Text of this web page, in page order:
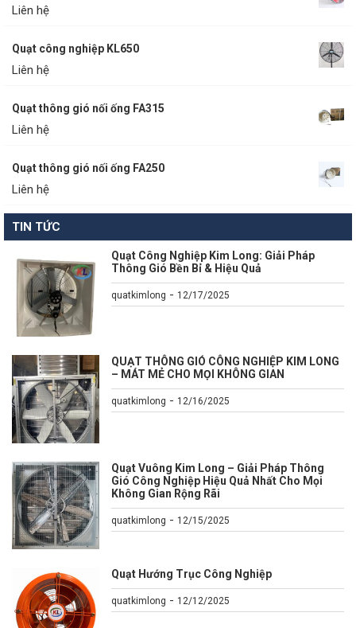
Liên hệ
Quạt công nghiệp KL650
Liên hệ
Quạt thông gió nối ống FA315
Liên hệ
Quạt thông gió nối ống FA250
Liên hệ
TIN TỨC
Quạt Công Nghiệp Kim Long: Giải Pháp
Thông Gió Bền Bỉ & Hiệu Quả
quatkimlong - 12/17/2025
QUẠT THÔNG GIÓ CÔNG NGHIỆP KIM LONG
– MÁT MẺ CHO MỌI KHÔNG GIAN
quatkimlong - 12/16/2025
Quạt Vuông Kim Long – Giải Pháp Thông
Gió Công Nghiệp Hiệu Quả Nhất Cho Mọi
Không Gian Rộng Rãi
quatkimlong - 12/15/2025
Quạt Hướng Trục Công Nghiệp
quatkimlong - 12/12/2025